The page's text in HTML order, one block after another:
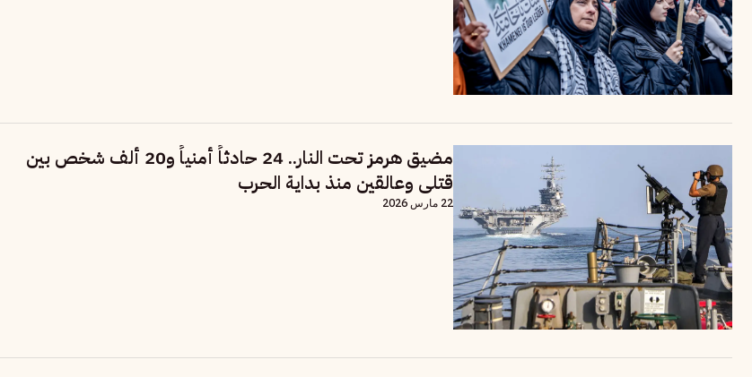
مضيق هرمز تحت النار.. 24 حادثاً أمنياً و20 ألف شخص بين
قتلى وعالقين منذ بداية الحرب
22 مارس 2026